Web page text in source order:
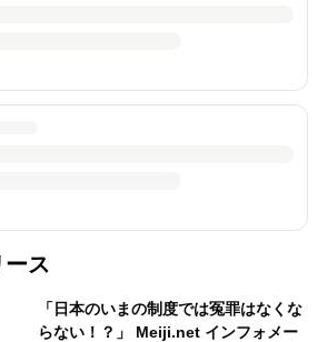
ース
「日本のいまの制度では冤罪はなくな
らない！？」 Meiji.net インフォメー